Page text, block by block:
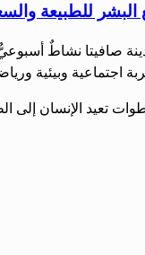
للطبيعة
صافيتا نشاطٌ
تعيد الإنسان إلى